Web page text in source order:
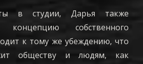
в студии, Дарья также
концепцию собственного
к тому же убеждению, что
обществу и людям, как